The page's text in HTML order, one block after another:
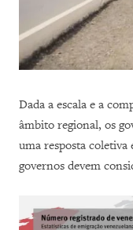
Dada a escala e a
âmbito regional, os
uma resposta
governos devem